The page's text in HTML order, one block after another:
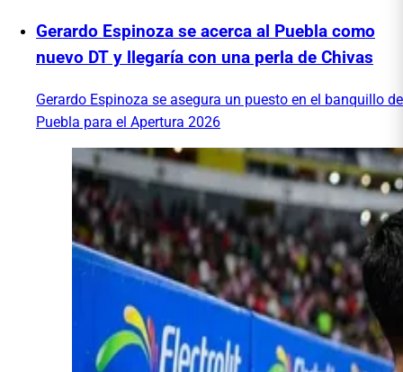
Gerardo Espinoza se acerca al Puebla como
nuevo DT y llegaría con una perla de Chivas
Gerardo Espinoza se asegura un puesto en el banquillo de
Puebla para el Apertura 2026